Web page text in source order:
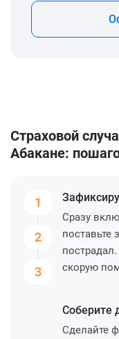
Страховой
Абакане:
1
2
3
Сразу
поставьте
скорую
Соберите
Сделайте